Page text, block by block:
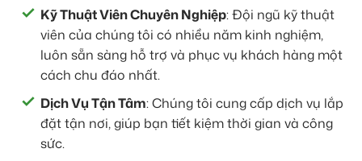
Kỹ Thuật Viên Chuyên Nghiệp: Đội ngũ kỹ thuật
viên của chúng tôi có nhiều năm kinh nghiệm,
luôn sẵn sàng hỗ trợ và phục vụ khách hàng một
cách chu đáo nhất.
Dịch Vụ Tận Tâm: Chúng tôi cung cấp dịch vụ lắp
đặt tận nơi, giúp bạn tiết kiệm thời gian và công
sức.